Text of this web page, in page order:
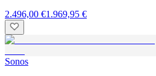
2.496,00 €1.969,95 €
Sonos